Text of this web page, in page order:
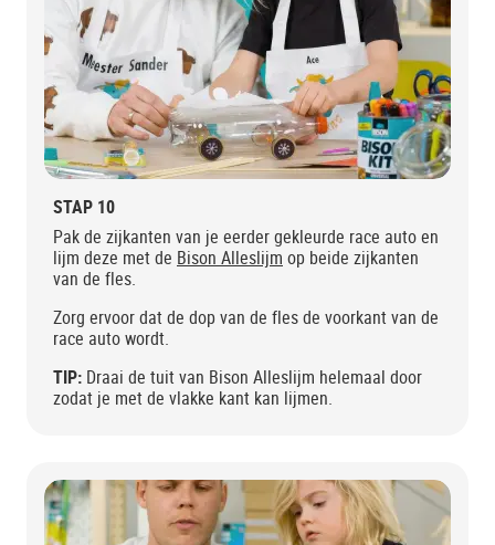
STAP 10
Pak de zijkanten van je eerder gekleurde race auto en
lijm deze met de Bison Alleslijm op beide zijkanten
van de fles.
Zorg ervoor dat de dop van de fles de voorkant van de
race auto wordt.
TIP: Draai de tuit van Bison Alleslijm helemaal door
zodat je met de vlakke kant kan lijmen.